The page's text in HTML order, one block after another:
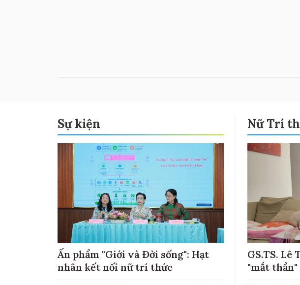
Sự kiện
Ấn phẩm "Giới và Đời sống": Hạt
nhân kết nối nữ trí thức
Nữ Trí
GS.TS. Lê
"mắt